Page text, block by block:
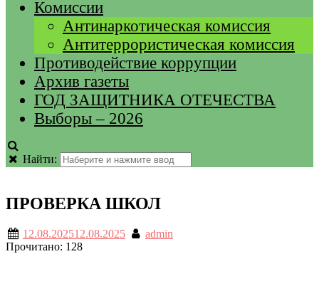
Комиссии
Антинаркотическая комиссия
Антитеррористическая комиссия
Противодействие коррупции
Архив газеты
ГОД ЗАЩИТНИКА ОТЕЧЕСТВА
Выборы – 2026
Найти:
ПРОВЕРКА ШКОЛ
12.08.202512.08.2025
admin
Прочитано: 128